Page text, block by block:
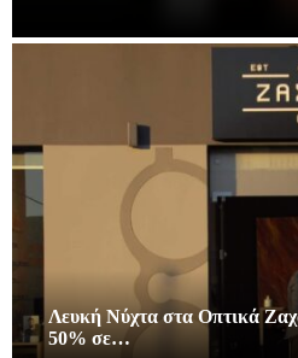
Λευκή Νύχτα στα Οπτικά
50% σε…